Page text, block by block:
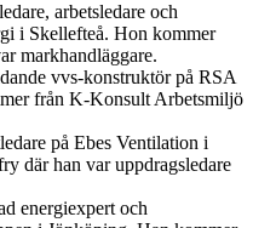
arbetsledare och
i Skellefteå. Hon kommer
markhandläggare.
vvs-konstruktör på RSA
från K-Konsult Arbetsmiljö
på Ebes Ventilation i
där han var uppdragsledare
energiexpert och